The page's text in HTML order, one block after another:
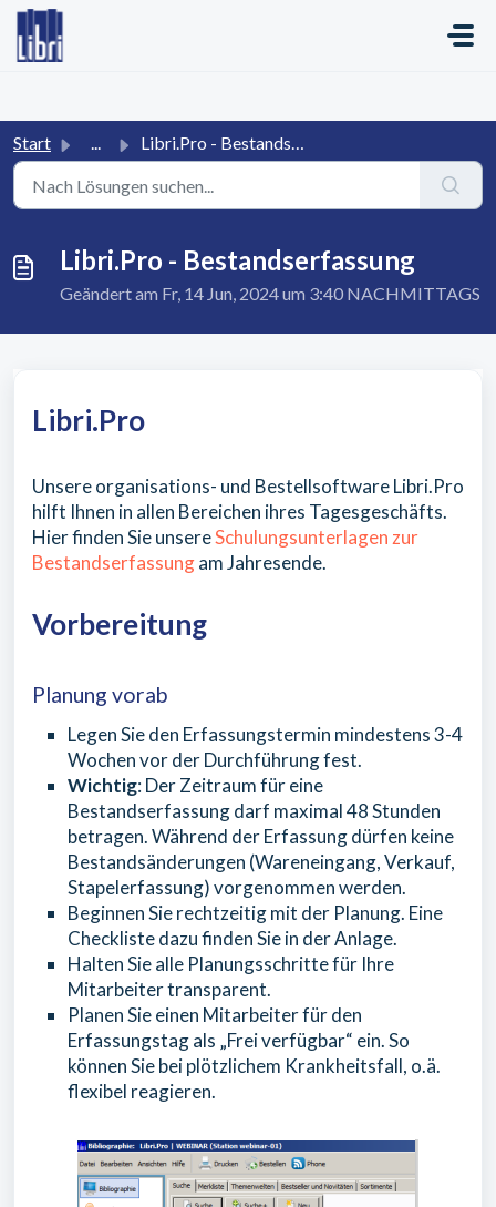
Zum hauptsächlichen Inhalt gehen
Start ... Libri.Pro - Bestandserfassung
Libri.Pro - Bestandserfassung
Geändert am Fr, 14 Jun, 2024 um 3:40 NACHMITTAGS
Libri.Pro
Unsere organisations- und Bestellsoftware Libri.Pro
hilft Ihnen in allen Bereichen ihres Tagesgeschäfts.
Hier finden Sie unsereSchulungsunterlagen zur
Bestandserfassungam Jahresende.
Vorbereitung
Planung vorab
Legen Sie den Erfassungstermin mindestens 3-4
Wochen vor der Durchführung fest.
Wichtig: Der Zeitraum für eine
Bestandserfassung darf maximal 48 Stunden
betragen. Während der Erfassung dürfen keine
Bestandsänderungen (Wareneingang, Verkauf,
Stapelerfassung) vorgenommen werden.
Beginnen Sie rechtzeitig mit der Planung. Eine
Checkliste dazu finden Sie in der Anlage.
Halten Sie alle Planungsschritte für Ihre
Mitarbeiter transparent.
Planen Sie einen Mitarbeiter für den
Erfassungstag als „Frei verfügbar“ ein. So
können Sie bei plötzlichem Krankheitsfall, o.ä.
flexibel reagieren.